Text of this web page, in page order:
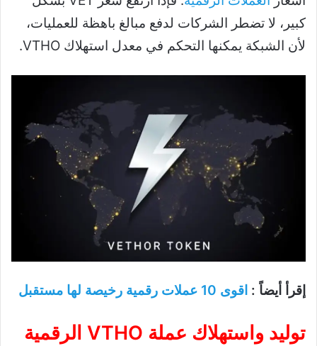
كبير، لا تضطر الشركات لدفع مبالغ باهظة للعمليات،
لأن الشبكة يمكنها التحكم في معدل استهلاك VTHO.
إقرأ أيضاً : اقوى 10 عملات رقمية رخيصة لها مستقبل
توليد واستهلاك عملة VTHO الرقمية